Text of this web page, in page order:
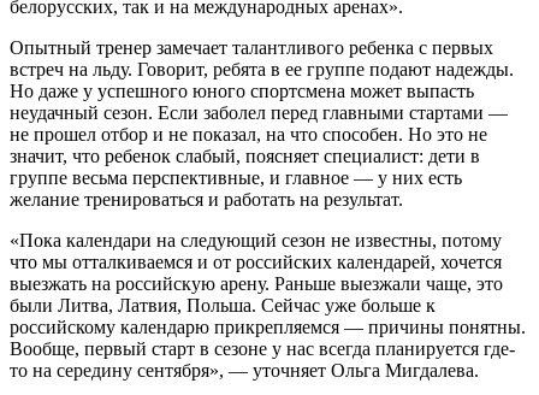
белорусских, так и на международных аренах».
Опытный тренер замечает талантливого ребенка с первых
встреч на льду. Говорит, ребята в ее группе подают надежды.
Но даже у успешного юного спортсмена может выпасть
неудачный сезон. Если заболел перед главными стартами —
не прошел отбор и не показал, на что способен. Но это не
значит, что ребенок слабый, поясняет специалист: дети в
группе весьма перспективные, и главное — у них есть
желание тренироваться и работать на результат.
«Пока календари на следующий сезон не известны, потому
что мы отталкиваемся и от российских календарей, хочется
выезжать на российскую арену. Раньше выезжали чаще, это
были Литва, Латвия, Польша. Сейчас уже больше к
российскому календарю прикрепляемся — причины понятны.
Вообще, первый старт в сезоне у нас всегда планируется где-
то на середину сентября», — уточняет Ольга Мигдалева.